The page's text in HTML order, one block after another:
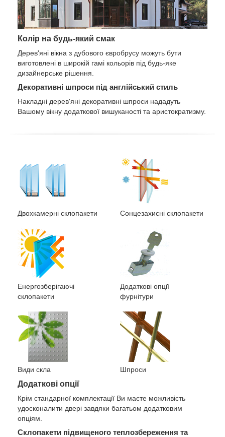
Колір на будь-який смак
Дерев'яні вікна з дубового євробрусу можуть бути
виготовлені в широкій гамі кольорів під будь-яке
дизайнерське рішення.
Декоративні шпроси під англійський стиль
Накладні дерев'яні декоративні шпроси нададуть
Вашому вікну додаткової вишуканості та аристократизму.
Двохкамерні склопакети Сонцезахисні склопакети
Енергозберігаючі
склопакети
Додаткові опції
фурнітури
Види скла Шпроси
Додаткові опції
Крім стандарної комплектації Ви маєте можливість
удосконалити двері завдяки багатьом додатковим
опціям.
Склопакети підвищеного теплозбереження та